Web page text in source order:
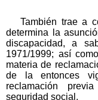
También trae a
determina la
discapacidad, a
1971/1999; así
materia de
de la entonces
reclamación
seguridad social.